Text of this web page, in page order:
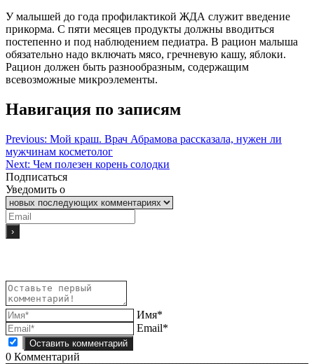
У малышей до года профилактикой ЖДА служит введение
прикорма. С пяти месяцев продукты должны вводиться
постепенно и под наблюдением педиатра. В рацион малыша
обязательно надо включать мясо, гречневую кашу, яблоки.
Рацион должен быть разнообразным, содержащим
всевозможные микроэлементы.
Навигация по записям
Previous: Мой краш. Врач Абрамова рассказала, нужен ли
мужчинам косметолог
Next: Чем полезен корень солодки
Подписаться
Уведомить о
Имя*
Email*
0 Комментарий